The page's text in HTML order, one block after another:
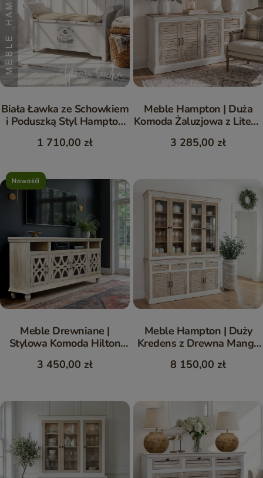
Biała Ławka ze Schowkiem
i Poduszką Styl Hampton
1 710,00 zł
Meble Hampton | Duża
Komoda Żaluzjowa z Litego
3 285,00 zł
Meble Drewniane |
Stylowa Komoda Hilton
3 450,00 zł
Nowośći
Meble Hampton | Duży
Kredens z Drewna Mango
8 150,00 zł